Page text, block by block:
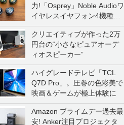
力!「Osprey」Noble Audioワ
イヤレスイヤフォン4機種を
一気に聴く
クリエイティブが作った2万
円台の“小さなピュアオーデ
ィオスピーカー”
ハイグレードテレビ「TCL
Q7D Pro」。圧巻の色彩美で
映画＆ゲームが極上体験に
Amazon プライムデー過去最
安! Anker注目プロジェクタ